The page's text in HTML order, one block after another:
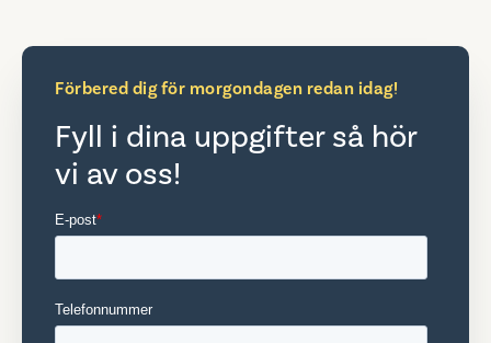
Förbered dig för morgondagen redan idag!
Fyll i dina uppgifter så hör
vi av oss!